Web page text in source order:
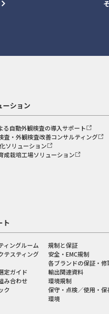
ーション
る自動外観検査の導入サポート
査・外観検査改善コンサルティング
ソリューション
成栽培工場ソリューション
ト
ィングルーム
テスティング
定ガイド
み合わせ
ク
規制と保証
安全・EMC規制
各ブランドの保証・修
輸出関連資料
環境規制
保守・点検／使用・保
環境